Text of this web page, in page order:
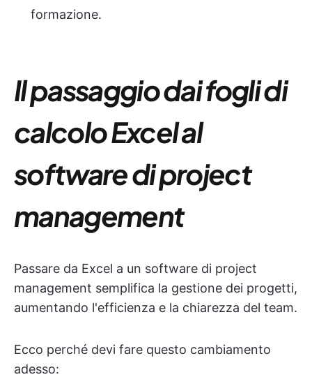
formazione.
Il passaggio dai fogli di
calcolo Excel al
software di project
management
Passare da Excel a un software di project
management semplifica la gestione dei progetti,
aumentando l'efficienza e la chiarezza del team.
Ecco perché devi fare questo cambiamento
adesso: